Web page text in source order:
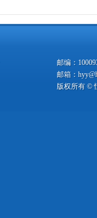
邮编：
邮箱：
版权所有 ©